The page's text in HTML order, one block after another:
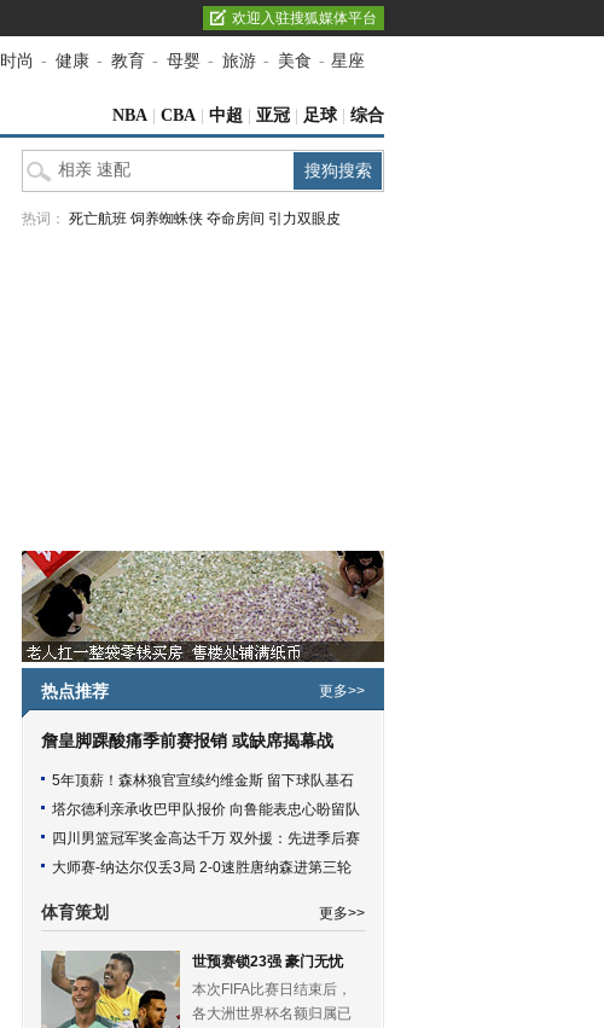
欢迎入驻搜狐媒体平台
时尚 - 健康 - 教育 - 母婴 - 旅游 - 美食 - 星座
NBA CBA 中超 亚冠 足球 综合
热词： 死亡航班 饲养蜘蛛侠 夺命房间 引力双眼皮
热点推荐 更多>>
詹皇脚踝酸痛季前赛报销 或缺席揭幕战
5年顶薪！森林狼官宣续约维金斯 留下球队基石
塔尔德利亲承收巴甲队报价 向鲁能表忠心盼留队
四川男篮冠军奖金高达千万 双外援：先进季后赛
大师赛-纳达尔仅丢3局 2-0速胜唐纳森进第三轮
体育策划 更多>>
世预赛锁23强 豪门无忧
本次FIFA比赛日结束后，
各大洲世界杯名额归属已